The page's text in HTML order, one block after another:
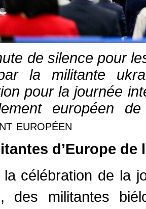
de silence pour
la militante
pour la journée
européen
européen
d’Europe de
la célébration de la
des militantes